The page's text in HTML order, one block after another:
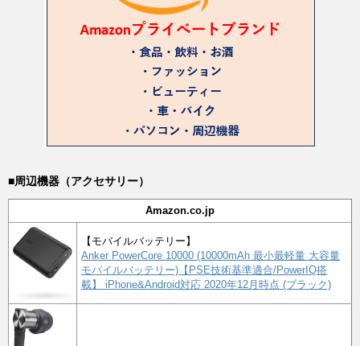
■周辺機器（アクセサリー）
Amazon.co.jp
【モバイルバッテリー】
Anker PowerCore 10000 (10000mAh 最小最軽量 大容量
モバイルバッテリー)【PSE技術基準適合/PowerIQ搭
載】 iPhone&Android対応 2020年12月時点 (ブラック)